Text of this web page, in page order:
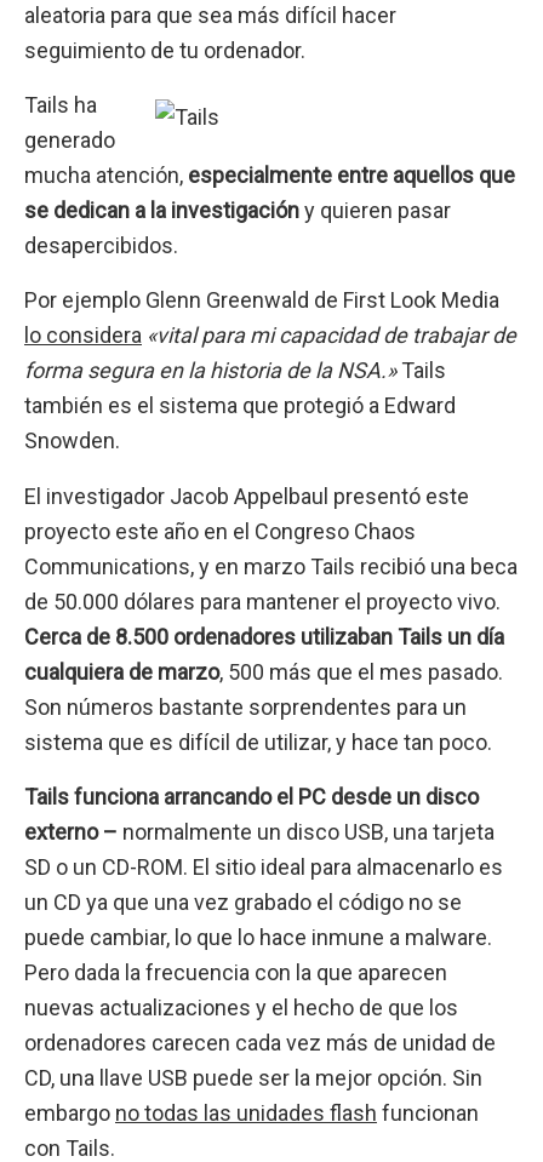
aleatoria para que sea más difícil hacer
seguimiento de tu ordenador.
Tails ha
generado
mucha atención, especialmente entre aquellos que
se dedican a la investigacióny quieren pasar
desapercibidos.
Por ejemplo Glenn Greenwald de First Look Media
lo considera «vital para mi capacidad de trabajar de
forma segura en la historia de la NSA.»Tails
también es el sistema que protegió a Edward
Snowden.
El investigador Jacob Appelbaul presentó este
proyecto este año en el Congreso Chaos
Communications, y en marzo Tails recibió una beca
de 50.000 dólares para mantener el proyecto vivo.
Cerca de 8.500 ordenadores utilizaban Tails un día
cualquiera de marzo, 500 más que el mes pasado.
Son números bastante sorprendentes para un
sistema que es difícil de utilizar, y hace tan poco.
Tails funciona arrancando el PC desde un disco
externo – normalmente un disco USB, una tarjeta
SD o un CD-ROM. El sitio ideal para almacenarlo es
un CD ya que una vez grabado el código no se
puede cambiar, lo que lo hace inmune a malware.
Pero dada la frecuencia con la que aparecen
nuevas actualizaciones y el hecho de que los
ordenadores carecen cada vez más de unidad de
CD, una llave USB puede ser la mejor opción. Sin
embargo no todas las unidades flash funcionan
con Tails.